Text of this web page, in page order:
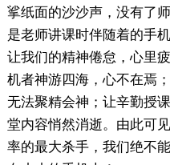
挲纸面的沙沙声，没有了
是老师讲课时伴随着的手
让我们的精神倦怠，心里
机者神游四海，心不在焉
无法聚精会神；让辛勤授
堂内容悄然消逝。由此可
率的最大杀手，我们绝不